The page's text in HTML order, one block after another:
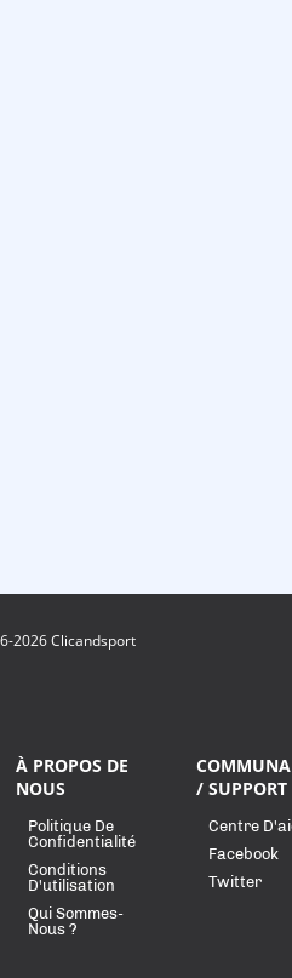
2026 Clicandsport
À PROPOS DE
NOUS
Politique De
Confidentialité
Conditions
D'utilisation
Qui Sommes-
Nous ?
/ SUPPORT
Centre
Facebook
Twitter